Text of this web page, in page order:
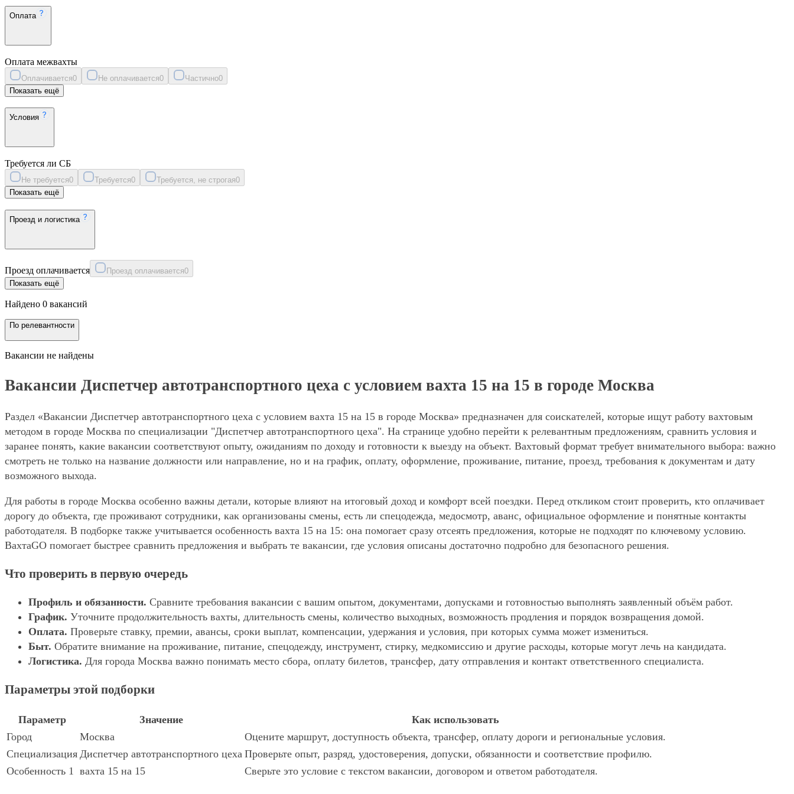
Оплата
Оплата межвахты
Оплачивается0 Не оплачивается0 Частично0
Показать ещё
Условия
Требуется ли СБ
Не требуется0 Требуется0 Требуется, не строгая0
Показать ещё
Проезд и логистика
Проезд оплачивается Проезд оплачивается0
Показать ещё
Найдено 0 вакансий
По релевантности
Вакансии не найдены
Вакансии Диспетчер автотранспортного цеха с условием вахта 15 на 15 в городе Москва
Раздел «Вакансии Диспетчер автотранспортного цеха с условием вахта 15 на 15 в городе Москва» предназначен для соискателей, которые ищут работу вахтовым
методом в городе Москва по специализации "Диспетчер автотранспортного цеха". На странице удобно перейти к релевантным предложениям, сравнить условия и
заранее понять, какие вакансии соответствуют опыту, ожиданиям по доходу и готовности к выезду на объект. Вахтовый формат требует внимательного выбора: важно
смотреть не только на название должности или направление, но и на график, оплату, оформление, проживание, питание, проезд, требования к документам и дату
возможного выхода.
Для работы в городе Москва особенно важны детали, которые влияют на итоговый доход и комфорт всей поездки. Перед откликом стоит проверить, кто оплачивает
дорогу до объекта, где проживают сотрудники, как организованы смены, есть ли спецодежда, медосмотр, аванс, официальное оформление и понятные контакты
работодателя. В подборке также учитывается особенность вахта 15 на 15: она помогает сразу отсеять предложения, которые не подходят по ключевому условию.
ВахтаGO помогает быстрее сравнить предложения и выбрать те вакансии, где условия описаны достаточно подробно для безопасного решения.
Что проверить в первую очередь
Профиль и обязанности. Сравните требования вакансии с вашим опытом, документами, допусками и готовностью выполнять заявленный объём работ.
График. Уточните продолжительность вахты, длительность смены, количество выходных, возможность продления и порядок возвращения домой.
Оплата. Проверьте ставку, премии, авансы, сроки выплат, компенсации, удержания и условия, при которых сумма может измениться.
Быт. Обратите внимание на проживание, питание, спецодежду, инструмент, стирку, медкомиссию и другие расходы, которые могут лечь на кандидата.
Логистика. Для города Москва важно понимать место сбора, оплату билетов, трансфер, дату отправления и контакт ответственного специалиста.
Параметры этой подборки
Параметр Значение
Как использовать
Город
Москва
Оцените маршрут, доступность объекта, трансфер, оплату дороги и региональные условия.
Специализация Диспетчер автотранспортного цеха Проверьте опыт, разряд, удостоверения, допуски, обязанности и соответствие профилю.
Особенность 1 вахта 15 на 15 Сверьте это условие с текстом вакансии, договором и ответом работодателя.